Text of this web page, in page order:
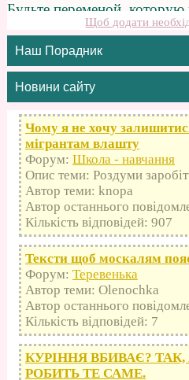
Щоб додати
Наш Порадник
Новини сайту
Чому я не хочу
мігрантам влашту
Форум: Школа - навчання
Опис теми: Роздуми
Автор теми: knopa
Автор останнього
Кількість відповідей: 907
Тексти щоб москалям
Форум: Теревенька
Автор теми: Olenochka
Автор останнього
Кількість відповідей: 7
КУРІННЯ ВБИВАЄ? ТАК,
РОБИТЬ ТЕ САМЕ.